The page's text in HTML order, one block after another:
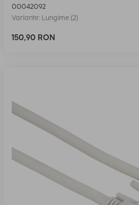
00042092
Variante: Lungime (2)
150,90 RON